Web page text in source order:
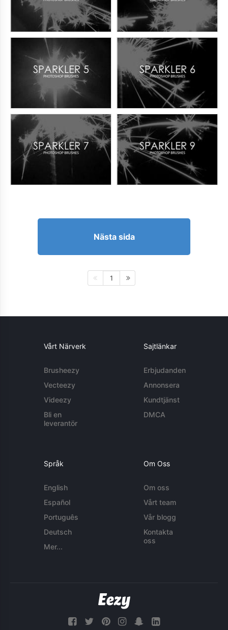
Nästa sida
1
Vårt Närverk
Brusheezy
Vecteezy
Videezy
Bli en
leverantör
Sajtlänkar
Erbjudanden
Annonsera
Kundtjänst
DMCA
Språk
English
Español
Português
Deutsch
Mer...
Om Oss
Om oss
Vårt team
Vår blogg
Kontakta
oss